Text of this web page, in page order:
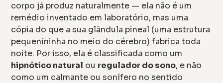
corpo já produz naturalmente — ela não é um
remédio inventado em laboratório, mas uma
cópia do que a sua glândula pineal (uma estrutura
pequenininha no meio do cérebro) fabrica toda
noite. Por isso, ela é classificada como um
hipnótico natural ou regulador do sono, e não
como um calmante ou sonífero no sentido